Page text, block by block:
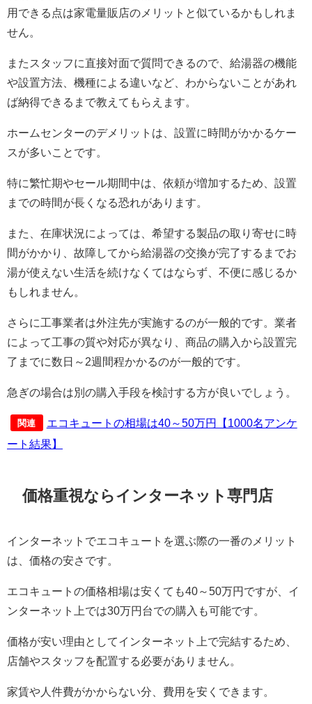
用できる点は家電量販店のメリットと似ているかもしれま
せん。
またスタッフに直接対面で質問できるので、給湯器の機能
や設置方法、機種による違いなど、わからないことがあれ
ば納得できるまで教えてもらえます。
ホームセンターのデメリットは、設置に時間がかかるケー
スが多いことです。
特に繁忙期やセール期間中は、依頼が増加するため、設置
までの時間が長くなる恐れがあります。
また、在庫状況によっては、希望する製品の取り寄せに時
間がかかり、故障してから給湯器の交換が完了するまでお
湯が使えない生活を続けなくてはならず、不便に感じるか
もしれません。
さらに工事業者は外注先が実施するのが一般的です。業者
によって工事の質や対応が異なり、商品の購入から設置完
了までに数日～2週間程かかるのが一般的です。
急ぎの場合は別の購入手段を検討する方が良いでしょう。
関連
エコキュートの相場は40～50万円【1000名アンケ
ート結果】
価格重視ならインターネット専門店
インターネットでエコキュートを選ぶ際の一番のメリット
は、価格の安さです。
エコキュートの価格相場は安くても40～50万円ですが、イ
ンターネット上では30万円台での購入も可能です。
価格が安い理由としてインターネット上で完結するため、
店舗やスタッフを配置する必要がありません。
家賃や人件費がかからない分、費用を安くできます。